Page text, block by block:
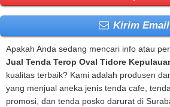
Kirim Email
Apakah Anda sedang mencari info atau
Jual Tenda Terop Oval Tidore
kualitas terbaik? Kami adalah produsen
yang menjual aneka jenis tenda cafe,
promosi, dan tenda posko darurat di